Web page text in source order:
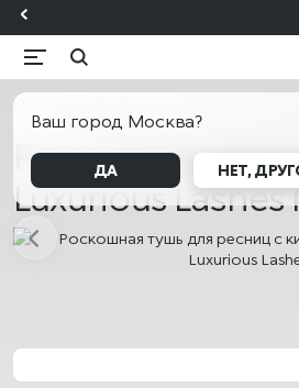
Ваш город Москва?
ДА НЕТ,
KIKO Милан
Роскошная
Luxurious